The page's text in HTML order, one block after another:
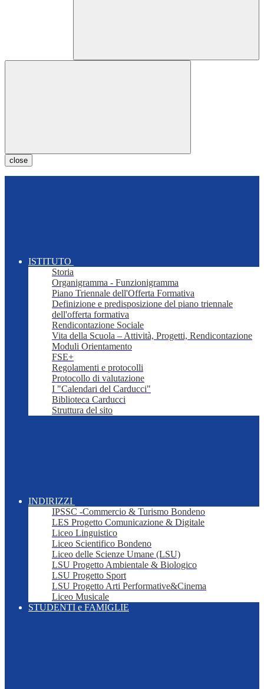
close
ISTITUTO
Storia
Organigramma - Funzionigramma
Piano Triennale dell'Offerta Formativa
Definizione e predisposizione del piano triennale
dell'offerta formativa
Rendicontazione Sociale
Vita della Scuola – Attività, Progetti, Rendicontazione
Moduli Orientamento
FSE+
Regolamenti e protocolli
Protocollo di valutazione
I "Calendari del Carducci"
Biblioteca Carducci
Struttura del sito
INDIRIZZI
IPSSC -Commercio & Turismo Bondeno
LES Progetto Comunicazione & Digitale
Liceo Linguistico
Liceo Scientifico Bondeno
Liceo delle Scienze Umane (LSU)
LSU Progetto Ambientale & Biologico
LSU Progetto Sport
LSU Progetto Arti Performative&Cinema
Liceo Musicale
STUDENTI e FAMIGLIE